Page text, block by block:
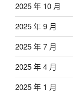
2025 年 10 月
2025 年 9 月
2025 年 7 月
2025 年 4 月
2025 年 1 月